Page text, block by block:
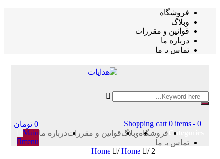
فروشگاه
وبلاگ
قوانین و مقررات
درباره ما
تماس با ما
Shopping cart 0 items تومان
فروشگاهوبلاگقوانین و مقررات درباره ما
تماس با ما
Main
menu
Home
/ Home